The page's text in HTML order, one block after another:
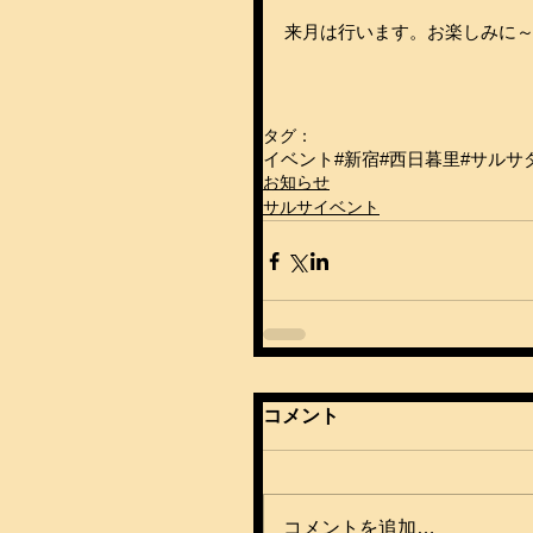
来月は行います。お楽しみに
タグ：
イベント#新宿#西日暮里#サルサ
お知らせ
サルサイベント
コメント
コメントを追加…